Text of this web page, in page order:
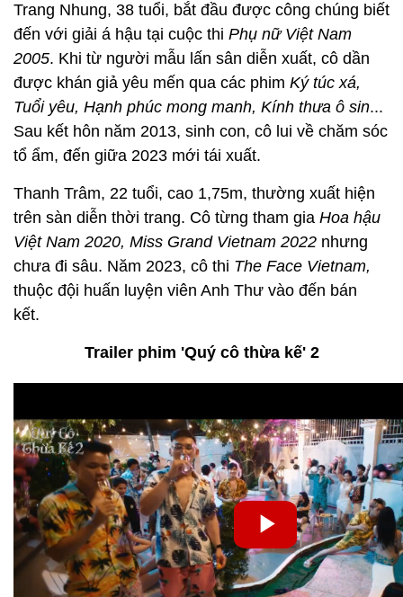
Trang Nhung, 38 tuổi, bắt đầu được công chúng biết
đến với giải á hậu tại cuộc thi Phụ nữ Việt Nam
2005. Khi từ người mẫu lấn sân diễn xuất, cô dần
được khán giả yêu mến qua các phim Ký túc xá,
Tuổi yêu, Hạnh phúc mong manh, Kính thưa ô sin...
Sau kết hôn năm 2013, sinh con, cô lui về chăm sóc
tổ ẩm, đến giữa 2023 mới tái xuất.
Thanh Trâm, 22 tuổi, cao 1,75m, thường xuất hiện
trên sàn diễn thời trang. Cô từng tham gia Hoa hậu
Việt Nam 2020, Miss Grand Vietnam 2022 nhưng
chưa đi sâu. Năm 2023, cô thi The Face Vietnam,
thuộc đội huấn luyện viên Anh Thư vào đến bán
kết.
Trailer phim 'Quý cô thừa kế' 2